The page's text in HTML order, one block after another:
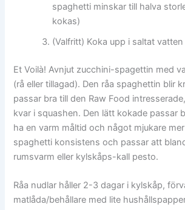
spaghetti minskar till halva
kokas)
(Valfritt) Koka upp i saltat
Et Voilà! Avnjut zucchini-spagettin med
(rå eller tillagad). Den råa spaghettin blir
passar bra till den Raw Food
kvar i squashen. Den lätt kokade passar
ha en varm måltid och något mjukare
spaghetti konsistens och passar att
rumsvarm eller kylskåps-kall pesto.
Råa nudlar håller 2-3 dagar i kylskåp,
matlåda/behållare med lite